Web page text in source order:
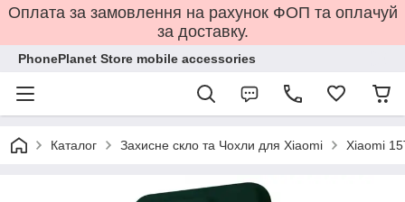
Оплата за замовлення на рахунок ФОП та оплачуй
за доставку.
PhonePlanet Store mobile accessories
Каталог Захисне скло та Чохли для Xiaomi Xiaomi